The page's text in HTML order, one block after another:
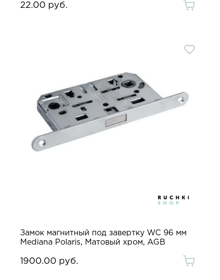
22.00 руб.
Замок магнитный под завертку WC 96 мм
Mediana Polaris, Матовый хром, AGB
1900.00 руб.